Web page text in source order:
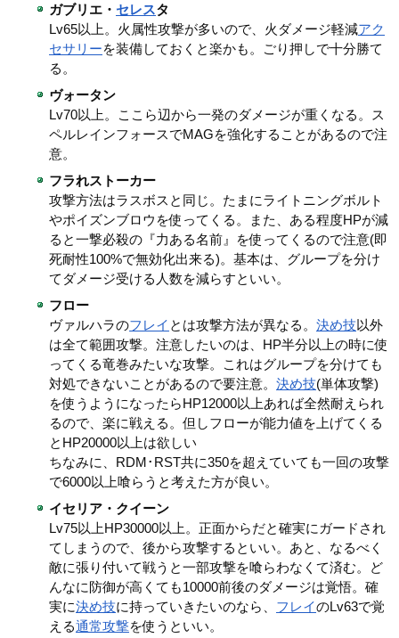
ガブリエ・ セレスタ
Lv65以上。火属性攻撃が多いので、火ダメージ軽減アク
セサリーを装備しておくと楽かも。ごり押しで十分勝て
る。
ヴォータン
Lv70以上。ここら辺から一発のダメージが重くなる。ス
ペルレインフォースでMAGを強化することがあるので注
意。
フラれストーカー
攻撃方法はラスボスと同じ。たまにライトニングボルト
やポイズンブロウを使ってくる。また、ある程度HPが減
ると一撃必殺の『力ある名前』を使ってくるので注意(即
死耐性100%で無効化出来る)。基本は、グループを分け
てダメージ受ける人数を減らすといい。
フロー
ヴァルハラのフレイ とは攻撃方法が異なる。決め技以外
は全て範囲攻撃。注意したいのは、HP半分以上の時に使
ってくる竜巻みたいな攻撃。これはグループを分けても
対処できないことがあるので要注意。決め技(単体攻撃)
を使うようになったらHP12000以上あれば全然耐えられ
るので、楽に戦える。但しフローが能力値を上げてくる
とHP20000以上は欲しい
ちなみに、RDM･RST共に350を超えていても一回の攻撃
で6000以上喰らうと考えた方が良い。
イセリア・クイーン
Lv75以上HP30000以上。正面からだと確実にガードされ
てしまうので、後から攻撃するといい。あと、なるべく
敵に張り付いて戦うと一部攻撃を喰らわなくて済む。ど
んなに防御が高くても10000前後のダメージは覚悟。確
実に決め技に持っていきたいのなら、 フレイのLv63で覚
える通常攻撃を使うといい。